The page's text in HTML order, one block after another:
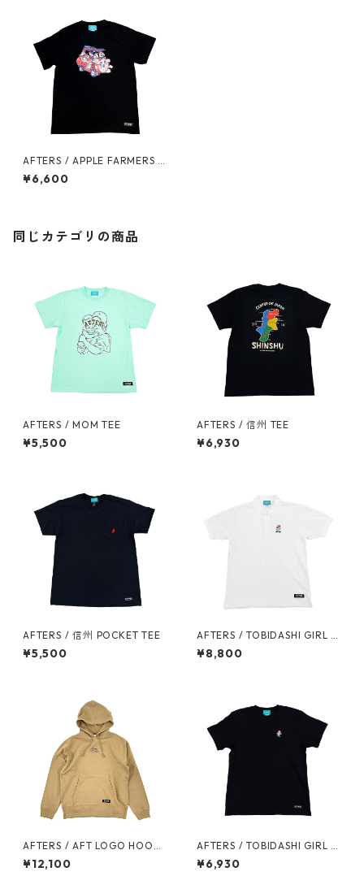
AFTERS / APPLE FARMERS T
EE
¥6,600
同じカテゴリの商品
AFTERS / MOM TEE
¥5,500
AFTERS / 信州 TEE
¥6,930
AFTERS / 信州 POCKET TEE
¥5,500
AFTERS / TOBIDASHI GIRL P
OLO
¥8,800
AFTERS / AFT LOGO HOODI
E
¥12,100
AFTERS / TOBIDASHI GIRL T
EE
¥6,930